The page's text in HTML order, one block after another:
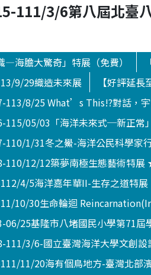
111/3/6第八屆北臺
—海膽大驚奇」特展（免費）
9/29織造未來展
【好評延
113/8/25 What’s This!?對話，
115/05/03「海洋未來式─新正常
110/1/31冬之鱟-海洋公民科學家
110/12/12築夢南極生態藝術特
4/5海洋嘉年華II-生存之道特展
10/30生命輪迴
06/25基隆市八堵國民小學第71屆
111/3/6-國立臺灣海洋大學文創設
11/20海有個鳥地方-臺灣北部